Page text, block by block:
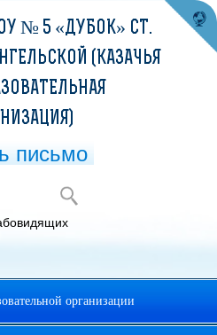
Тамары
№ 5 «ДУБОК» СТ.
(КАЗАЧЬЯ
письмо
организации